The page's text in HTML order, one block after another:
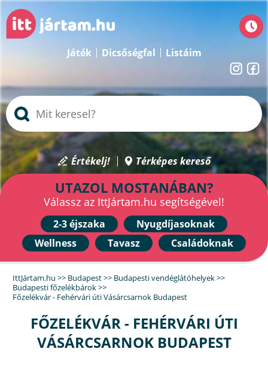
Játék Dicsőségfal Listáim
Értékelj! Térképes kereső
UTAZOL MOSTANÁBAN?
Válassz az IttJártam.hu segítségével!
2-3 éjszaka
Nyugdíjasoknak
Wellness
Tavasz Családoknak
IttJártam.hu >> Budapest>> Budapesti vendéglátóhelyek>>
Budapesti főzelékbárok>>
Főzelékvár - Fehérvári úti Vásárcsarnok Budapest
FŐZELÉKVÁR - FEHÉRVÁRI ÚTI
VÁSÁRCSARNOK BUDAPEST